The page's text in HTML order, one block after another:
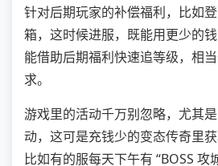
针对后期玩家的补偿福利，比如
箱，这时候进服，既能用更少的
能借助后期福利快速追等级，相
求。
游戏里的活动千万别忽略，尤其
动，这可是充钱少的变态传奇里获
比如有的服每天下午有 “BOSS 攻